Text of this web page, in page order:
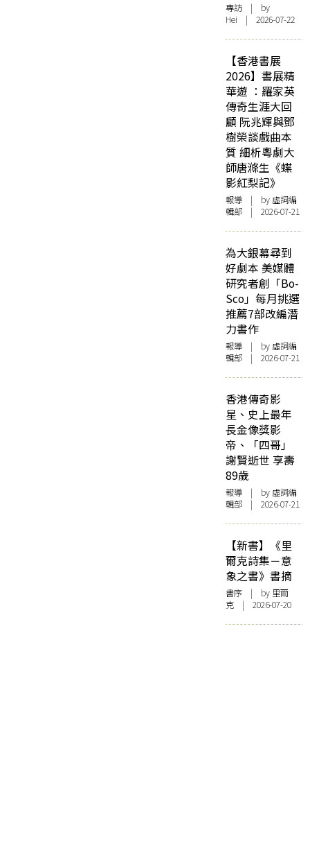
專訪 | by
Hei | 2026-07-22
【香港書展
2026】書展精
華遊 ：羅家英
傳奇生涯大回
顧 阮兆輝與鄧
樹榮談戲曲本
質 細析粵劇大
師唐滌生《蝶
影紅梨記》
報導 | by 虛詞編
輯部 | 2026-07-21
為大銀幕尋到
好劇本 美媒體
研究者創「Bo-
Sco」每月挑選
推薦7部改編潛
力書作
報導 | by 虛詞編
輯部 | 2026-07-21
香港傳奇影
星、史上最年
長金像獎影
帝、「四哥」
謝賢逝世 享壽
89歲
報導 | by 虛詞編
輯部 | 2026-07-21
【新書】《里
爾克詩集－意
象之書》書摘
書序 | by 里爾
克 | 2026-07-20